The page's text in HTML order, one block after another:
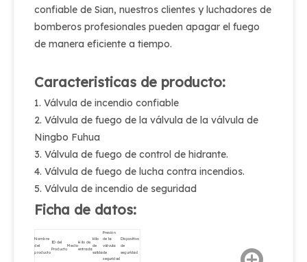
confiable de Sian, nuestros clientes y luchadores de
bomberos profesionales pueden apagar el fuego
de manera eficiente a tiempo.
Caracteristicas de producto:
1. Válvula de incendio confiable
2. Válvula de fuego de la válvula de la válvula de
Ningbo Fuhua
3. Válvula de fuego de control de hidrante.
4. Válvula de fuego de lucha contra incendios.
5. Válvula de incendio de seguridad
Ficha de datos:
Nombre
del
producto
ID del
Producto
Medio
Hilo de
entrada
Hilo
de
salida
Presión
de la
válvula
de
seguridad
Dispositivo
de
seguridad